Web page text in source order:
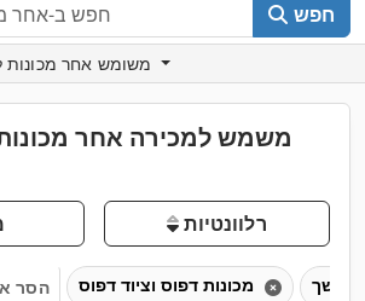
חפש
משמש למכירה אחר מכונות
רלוונטיות
הסר